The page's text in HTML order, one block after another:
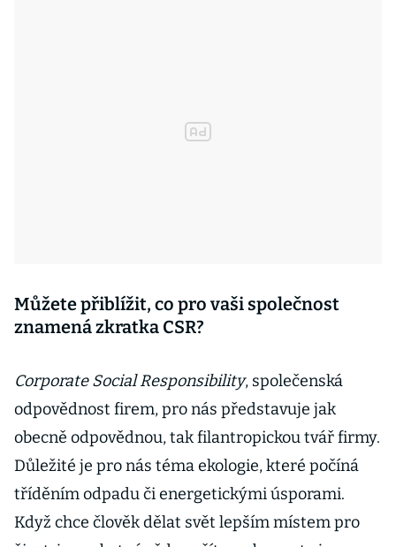
Můžete přiblížit, co pro vaši společnost
znamená zkratka CSR?
Corporate Social Responsibility, společenská
odpovědnost firem, pro nás představuje jak
obecně odpovědnou, tak filantropickou tvář firmy.
Důležité je pro nás téma ekologie, které počíná
tříděním odpadu či energetickými úsporami.
Když chce člověk dělat svět lepším místem pro